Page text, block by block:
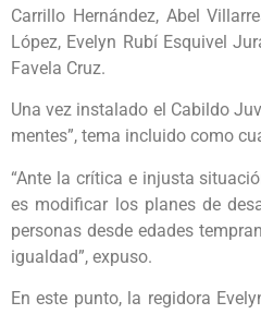
Carrillo Hernández, Abel
López, Evelyn Rubí Esquivel
Favela Cruz.
Una vez instalado el Cabildo
mentes”, tema incluido como
“Ante la crítica e injusta
es modificar los planes de
personas desde edades
igualdad”, expuso.
En este punto, la regidora